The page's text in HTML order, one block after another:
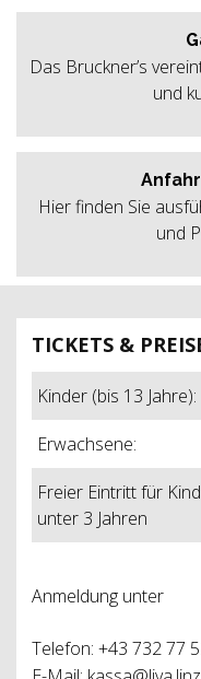
TICKETS &
Kinder (bis 13 Jahre):
Erwachsene:
Freier Eintritt für
unter 3 Jahren
Anmeldung unter
Telefon: +43 732 77
Das Bruckner’s
und
Hier finden Sie
und